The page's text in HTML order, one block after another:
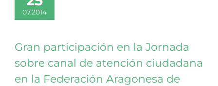
07,2014
Gran participación en la Jornada
sobre canal de atención ciudadana
en la Federación Aragonesa de